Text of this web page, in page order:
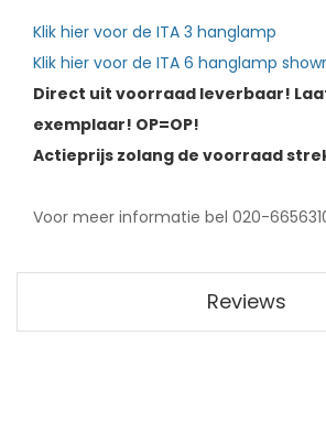
Klik hier voor de ITA 3 hanglamp
Klik hier voor de ITA 6 hanglamp
Direct uit voorraad leverbaar!
exemplaar! OP=OP!
Actieprijs zolang de voorraad
Voor meer informatie bel 020-
Reviews